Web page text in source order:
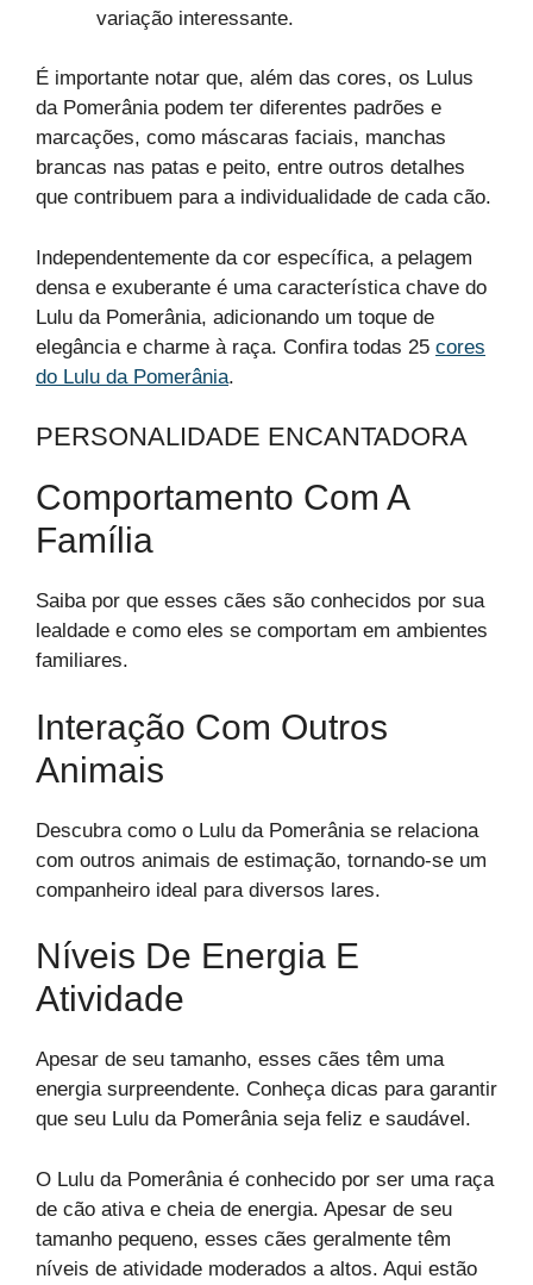
variação interessante.
É importante notar que, além das cores, os Lulus
da Pomerânia podem ter diferentes padrões e
marcações, como máscaras faciais, manchas
brancas nas patas e peito, entre outros detalhes
que contribuem para a individualidade de cada cão.
Independentemente da cor específica, a pelagem
densa e exuberante é uma característica chave do
Lulu da Pomerânia, adicionando um toque de
elegância e charme à raça. Confira todas 25 cores
do Lulu da Pomerânia.
PERSONALIDADE ENCANTADORA
Comportamento Com A
Família
Saiba por que esses cães são conhecidos por sua
lealdade e como eles se comportam em ambientes
familiares.
Interação Com Outros
Animais
Descubra como o Lulu da Pomerânia se relaciona
com outros animais de estimação, tornando-se um
companheiro ideal para diversos lares.
Níveis De Energia E
Atividade
Apesar de seu tamanho, esses cães têm uma
energia surpreendente. Conheça dicas para garantir
que seu Lulu da Pomerânia seja feliz e saudável.
O Lulu da Pomerânia é conhecido por ser uma raça
de cão ativa e cheia de energia. Apesar de seu
tamanho pequeno, esses cães geralmente têm
níveis de atividade moderados a altos. Aqui estão